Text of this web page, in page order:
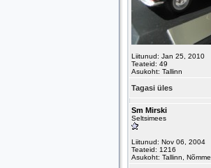
Liitunud: Jan 25, 2010
Teateid: 49
Asukoht: Tallinn
Tagasi üles
Sm Mirski
Seltsimees
Liitunud: Nov 06, 2004
Teateid: 1216
Asukoht: Tallinn, Nõmme